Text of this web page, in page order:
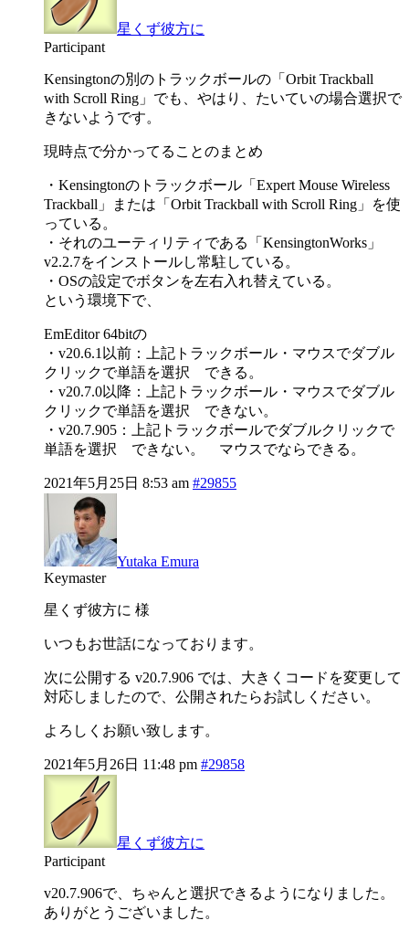
星くず彼方に
Participant
Kensingtonの別のトラックボールの「Orbit Trackball
with Scroll Ring」でも、やはり、たいていの場合選択で
きないようです。
現時点で分かってることのまとめ
・Kensingtonのトラックボール「Expert Mouse Wireless
Trackball」または「Orbit Trackball with Scroll Ring」を使
っている。
・それのユーティリティである「KensingtonWorks」
v2.2.7をインストールし常駐している。
・OSの設定でボタンを左右入れ替えている。
という環境下で、
EmEditor 64bitの
・v20.6.1以前：上記トラックボール・マウスでダブル
クリックで単語を選択 できる。
・v20.7.0以降：上記トラックボール・マウスでダブル
クリックで単語を選択 できない。
・v20.7.905：上記トラックボールでダブルクリックで
単語を選択 できない。 マウスでならできる。
2021年5月25日 8:53 am #29855
Yutaka Emura
Keymaster
星くず彼方に 様
いつもお世話になっております。
次に公開する v20.7.906 では、大きくコードを変更して
対応しましたので、公開されたらお試しください。
よろしくお願い致します。
2021年5月26日 11:48 pm #29858
星くず彼方に
Participant
v20.7.906で、ちゃんと選択できるようになりました。
ありがとうございました。